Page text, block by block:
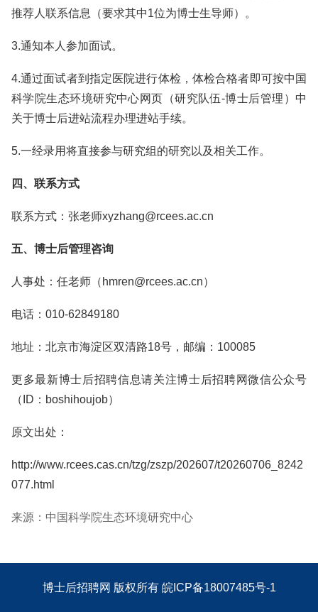
推荐人联系信息（要求其中1位为博士生导师）。
3.通知本人参加面试。
4.通过面试者到指定医院进行体检，体检合格者即可按中国
科学院生态环境研究中心网页（研究队伍-博士后管理）中
关于博士后进站流程办理进站手续。
5.一经录用将直接参与研究组的研究以及相关工作。
四、联系方式
联系方式：张老师xyzhang@rcees.ac.cn
五、博士后管理咨询
人事处：任老师（hmren@rcees.ac.cn）
电话：010-62849180
地址：北京市海淀区双清路18号，邮编：100085
更多最新博士后招聘信息请关注博士后招聘网微信公众号
（ID：boshihoujob）
原文出处：
http://www.rcees.cas.cn/tzg/zszp/202607/t20260706_8242
077.html
来源：中国科学院生态环境研究中心
博士后招聘网 版权所有 皖ICP备18007485号-1